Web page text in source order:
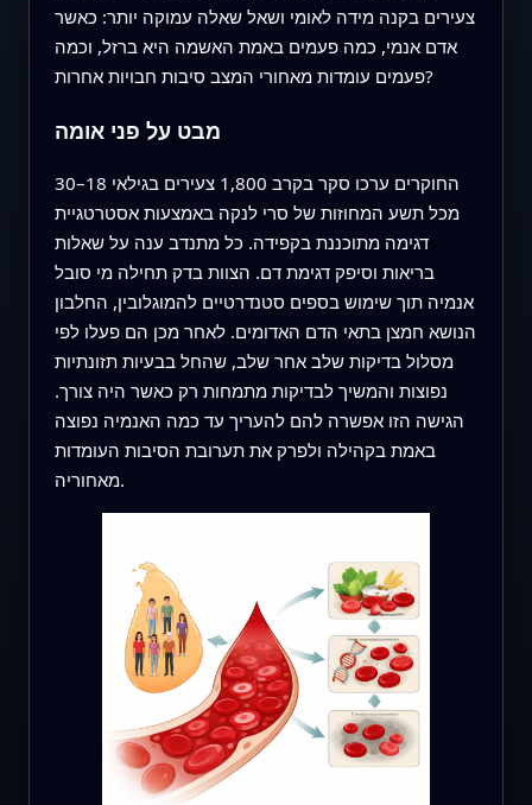
צעירים בקנה מידה לאומי ושאל שאלה עמוקה יותר: כאשר
אדם אנמי, כמה פעמים באמת האשמה היא ברזל, וכמה
פעמים עומדות מאחורי המצב סיבות חבויות אחרות?
מבט על פני אומה
החוקרים ערכו סקר בקרב 1,800 צעירים בגילאי 18–30
מכל תשע המחוזות של סרי לנקה באמצעות אסטרטגיית
דגימה מתוכננת בקפידה. כל מתנדב ענה על שאלות
בריאות וסיפק דגימת דם. הצוות בדק תחילה מי סובל
אנמיה תוך שימוש בספים סטנדרטיים להמוגלובין, החלבון
הנושא חמצן בתאי הדם האדומים. לאחר מכן הם פעלו לפי
מסלול בדיקות שלב אחר שלב, שהחל בבעיות תזונתיות
נפוצות והמשיך לבדיקות מתמחות רק כאשר היה צורך.
הגישה הזו אפשרה להם להעריך עד כמה האנמיה נפוצה
באמת בקהילה ולפרק את תערובת הסיבות העומדות
מאחוריה.